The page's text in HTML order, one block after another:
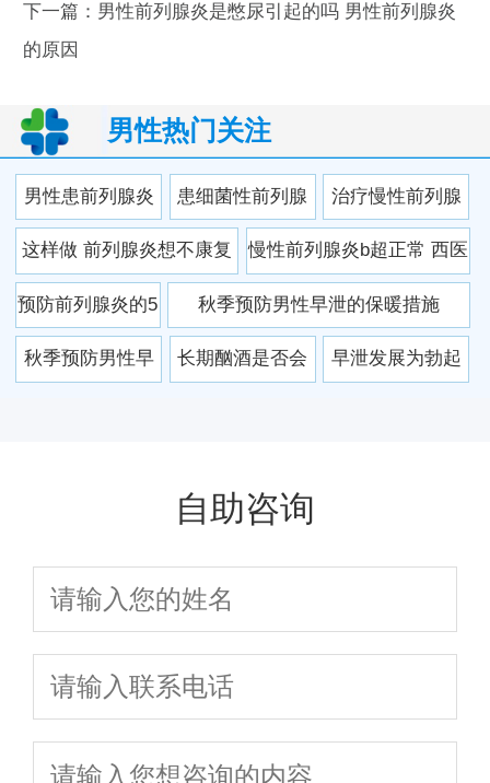
下一篇： 男性前列腺炎是憋尿引起的吗 男性前列腺炎
的原因
男性热门关注
男性患前列腺炎
有哪些禁忌 患上
前列腺炎要注意
什么
患细菌性前列腺
炎的原因是什
么？
治疗慢性前列腺
炎需要注意什么
该如何治疗
这样做 前列腺炎想不康复
都难
慢性前列腺炎b超正常 西医
确诊此疾病最为准确
预防前列腺炎的5
个要点 2个冬季
秋季预防男性早泄的保暖措施
秋季预防男性早 长期酗酒是否会 早泄发展为勃起
自助咨询